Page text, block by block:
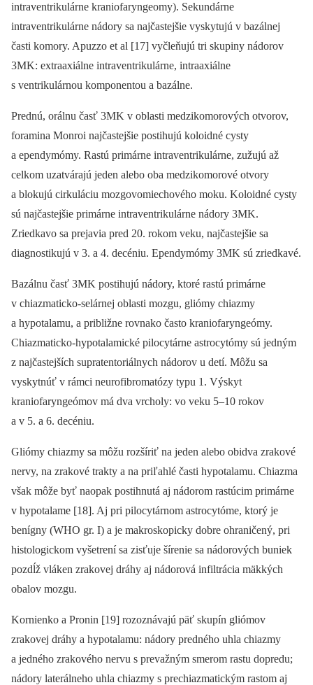
intraventrikulárne kraniofaryngeomy). Sekundárne
intraventrikulárne nádory sa najčastejšie vyskytujú v bazálnej
časti komory. Apuzzo et al [17] vyčleňujú tri skupiny nádorov
3MK: extraaxiálne intraventrikulárne, intraaxiálne
s ventrikulárnou komponentou a bazálne.
Prednú, orálnu časť 3MK v oblasti medzikomorových otvorov,
foramina Monroi najčastejšie postihujú koloidné cysty
a ependymómy. Rastú primárne intraventrikulárne, zužujú až
celkom uzatvárajú jeden alebo oba medzikomorové otvory
a blokujú cirkuláciu mozgovomiechového moku. Koloidné cysty
sú najčastejšie primárne intraventrikulárne nádory 3MK.
Zriedkavo sa prejavia pred 20. rokom veku, najčastejšie sa
diagnostikujú v 3. a 4. decéniu. Ependymómy 3MK sú zriedkavé.
Bazálnu časť 3MK postihujú nádory, ktoré rastú primárne
v chiazmaticko‑selárnej oblasti mozgu, gliómy chiazmy
a hypotalamu, a približne rovnako často kraniofaryngeómy.
Chiazmaticko‑hypotalamické pilocytárne astrocytómy sú jedným
z najčastejších supratentoriálnych nádorov u detí. Môžu sa
vyskytnúť v rámci neurofibromatózy typu 1. Výskyt
kraniofaryngeómov má dva vrcholy: vo veku 5–10 rokov
a v 5. a 6. decéniu.
Gliómy chiazmy sa môžu rozšíriť na jeden alebo obidva zrakové
nervy, na zrakové trakty a na priľahlé časti hypotalamu. Chiazma
však môže byť naopak postihnutá aj nádorom rastúcim primárne
v hypotalame [18]. Aj pri pilocytárnom astrocytóme, ktorý je
benígny (WHO gr. I) a je makroskopicky dobre ohraničený, pri
histologickom vyšetrení sa zisťuje šírenie sa nádorových buniek
pozdĺž vláken zrakovej dráhy aj nádorová infiltrácia mäkkých
obalov mozgu.
Kornienko a Pronin [19] rozoznávajú päť skupín gliómov
zrakovej dráhy a hypotalamu: nádory predného uhla chiazmy
a jedného zrakového nervu s prevažným smerom rastu dopredu;
nádory laterálneho uhla chiazmy s prechiazmatickým rastom aj